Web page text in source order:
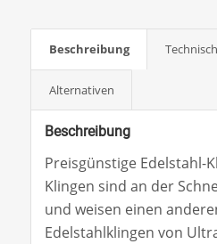
Beschreibung
Alternativen
Beschreibung
Preisgünstige Edelstahl-
Klingen sind an der
und weisen einen
Edelstahlklingen von